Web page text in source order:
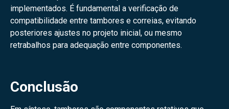
implementados. É fundamental a verificação de
compatibilidade entre tambores e correias, evitando
posteriores ajustes no projeto inicial, ou mesmo
retrabalhos para adequação entre componentes.
Conclusão